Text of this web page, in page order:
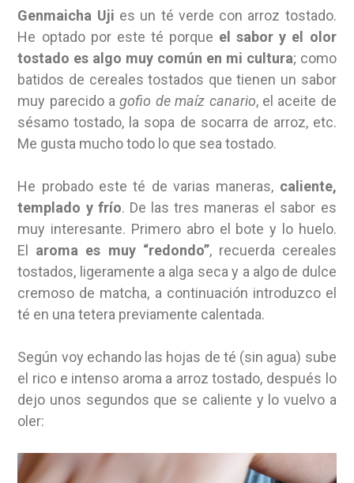
Genmaicha Uji es un té verde con arroz tostado.
He optado por este té porque el sabor y el olor
tostado es algo muy común en mi cultura; como
batidos de cereales tostados que tienen un sabor
muy parecido agofio de maíz canario, el aceite de
sésamo tostado, la sopa de socarra de arroz, etc.
Me gusta mucho todo lo que sea tostado.
He probado este té de varias maneras, caliente,
templado y frío. De las tres maneras el sabor es
muy interesante. Primero abro el bote y lo huelo.
El aroma es muy “redondo”, recuerda cereales
tostados, ligeramente a alga seca y a algo de dulce
cremoso de matcha, a continuación introduzco el
té en una tetera previamente calentada.
Según voy echando las hojas de té (sin agua) sube
el rico e intenso aroma a arroz tostado, después lo
dejo unos segundos que se caliente y lo vuelvo a
oler: